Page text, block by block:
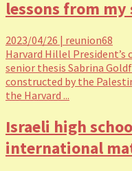
lessons from
2023/04/26 | reunion68
Harvard Hillel President’s
senior thesis Sabrina
constructed by the
the Harvard ...
Israeli high
international